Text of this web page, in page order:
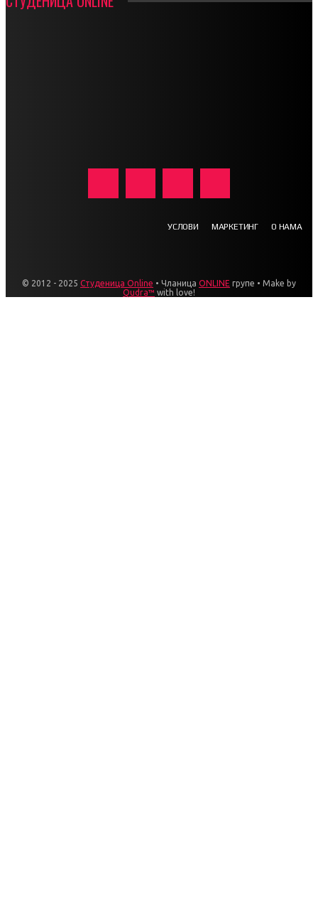
УСЛОВИ МАРКЕТИНГ О НАМА
© 2012 - 2025 Студеница Online • Чланица ONLINE групе • Make by
Qudra™ with love!